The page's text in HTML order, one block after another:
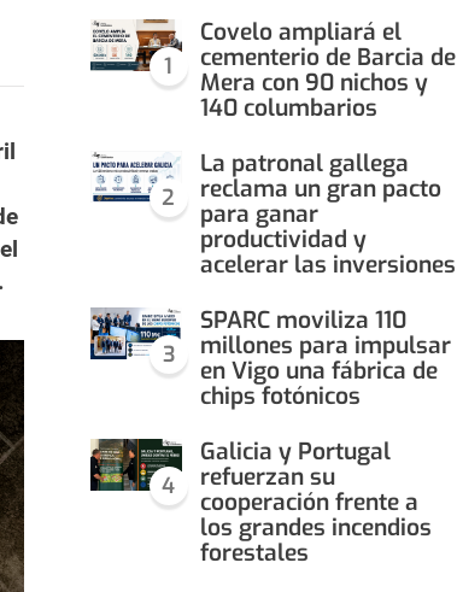
1
Covelo ampliará el
cementerio de Barcia de
Mera con 90 nichos y
140 columbarios
2
La patronal gallega
reclama un gran pacto
para ganar
productividad y
acelerar las inversiones
3
SPARC moviliza 110
millones para impulsar
en Vigo una fábrica de
chips fotónicos
4
Galicia y Portugal
refuerzan su
cooperación frente a
los grandes incendios
forestales